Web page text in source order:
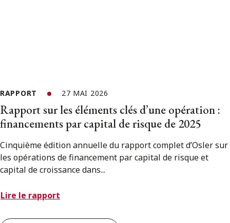
RAPPORT 27 MAI 2026
Rapport sur les éléments clés d’une opération :
financements par capital de risque de 2025
Cinquième édition annuelle du rapport complet d’Osler sur
les opérations de financement par capital de risque et
capital de croissance dans...
Lire le rapport